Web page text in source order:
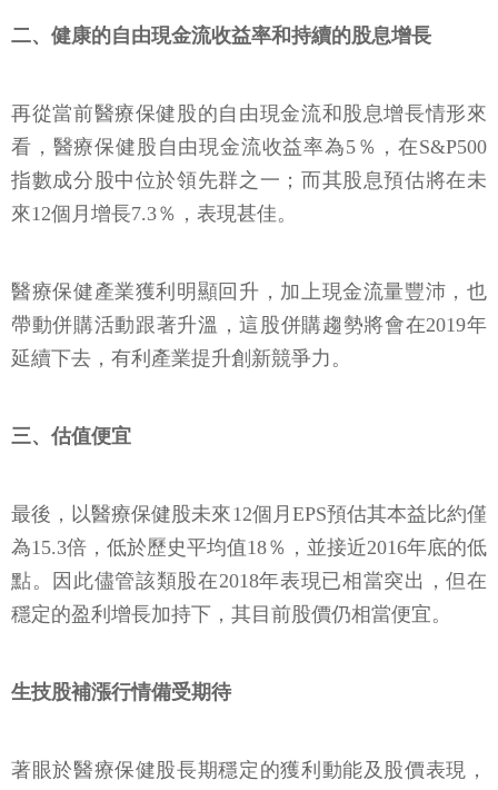
二、健康的自由現金流收益率和持續的股息增長
再從當前醫療保健股的自由現金流和股息增長情形來
看，醫療保健股自由現金流收益率為5％，在S&P500
指數成分股中位於領先群之一；而其股息預估將在未
來12個月增長7.3％，表現甚佳。
醫療保健產業獲利明顯回升，加上現金流量豐沛，也
帶動併購活動跟著升溫，這股併購趨勢將會在2019年
延續下去，有利產業提升創新競爭力。
三、估值便宜
最後，以醫療保健股未來12個月EPS預估其本益比約僅
為15.3倍，低於歷史平均值18％，並接近2016年底的低
點。因此儘管該類股在2018年表現已相當突出，但在
穩定的盈利增長加持下，其目前股價仍相當便宜。
生技股補漲行情備受期待
著眼於醫療保健股長期穩定的獲利動能及股價表現，